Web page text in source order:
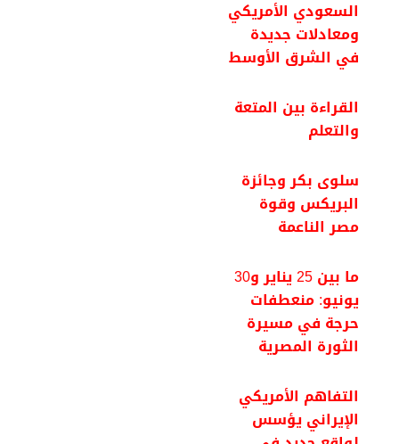
السعودي الأمريكي
ومعادلات جديدة
في الشرق الأوسط
القراءة بين المتعة
والتعلم
سلوى بكر وجائزة
البريكس وقوة
مصر الناعمة
ما بين 25 يناير و30
يونيو: منعطفات
حرجة في مسيرة
الثورة المصرية
التفاهم الأمريكي
الإيراني يؤسس